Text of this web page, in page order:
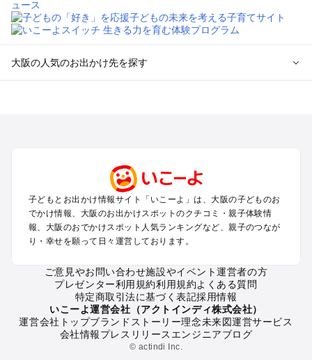
大阪の人気のお出かけ先を探す
梅田・キタ・淀屋橋・本町・福島のプールお出かけ
東大阪・八尾・寝屋川・守口・門真のプールお出かけ
大阪ベイエリア（USJ・南港）のプールお出かけ
なんば・心斎橋・道頓堀・四ツ橋・ミナミのプールお出かけ
天王寺・阿倍野・上本町・長居のプールお出かけ
新大阪・江坂・十三のプールお出かけ
大阪の定番お出かけスポット
大阪の遊園地
大阪の動物園
子どもとお出かけ情報サイト「いこーよ」は、大阪の子どものお
でかけ情報、大阪のお出かけスポットのクチコミ・親子体験情
報、大阪のおでかけスポット人気ランキングなど、親子のつなが
り・幸せを願って日々運営しております。
ご意見やお問い合わせ施設やイベント運営者の方
プレゼンター利用規約利用規約よくある質問
特定商取引法に基づく表記採用情報
いこーよ運営会社（アクトインディ株式会社）
運営会社トップブランドストーリー理念未来図運営サービス
会社情報プレスリリース エンジニアブログ
© actindi Inc.